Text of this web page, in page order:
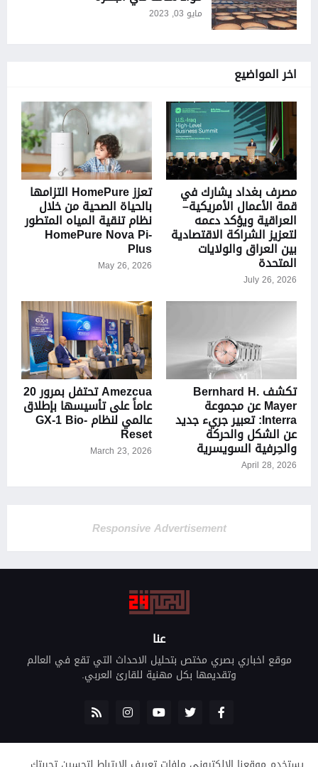
مايو 03, 2023
اخر المواضيع
مصرف بغداد يشارك في
قمة الأعمال الأمريكية–
العراقية ويؤكد دعمه
لتعزيز الشراكة الاقتصادية
بين العراق والولايات
المتحدة
July 26, 2026
تعزز HomePure التزامها
بالحياة الصحية من خلال
نظام تنقية المياه المتطور
HomePure Nova Pi-
Plus
May 26, 2026
تكشف Bernhard H.
Mayer عن مجموعة
Interra: تعبير جريء جديد
عن الشكل والحركة
والحِرفية السويسرية
April 28, 2026
Amezcua تحتفل بمرور 20
عاماً على تأسيسها بإطلاق
عالمي لنظام GX-1 Bio-
Reset
March 23, 2026
Responsive Advertisement
عنا
موقع اخباري بصري مختص بتحليل الاحداث التي تقع في العالم
وتقديمها بكل مهنية للقارئ العربي.